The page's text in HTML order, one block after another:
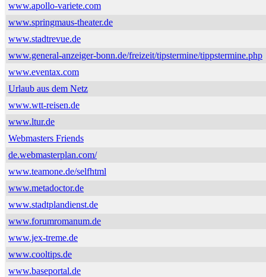
www.apollo-variete.com
www.springmaus-theater.de
www.stadtrevue.de
www.general-anzeiger-bonn.de/freizeit/tipstermine/tippstermine.php
www.eventax.com
Urlaub aus dem Netz
www.wtt-reisen.de
www.ltur.de
Webmasters Friends
de.webmasterplan.com/
www.teamone.de/selfhtml
www.metadoctor.de
www.stadtplandienst.de
www.forumromanum.de
www.jex-treme.de
www.cooltips.de
www.baseportal.de